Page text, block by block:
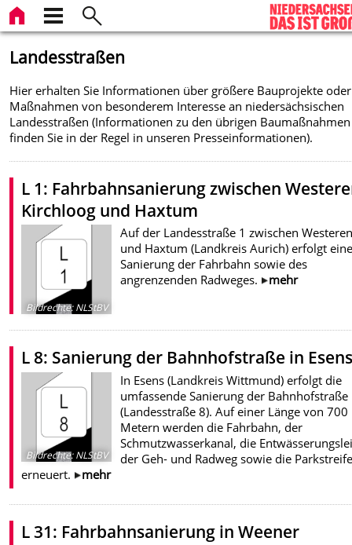
Landesstraßen
Hier erhalten Sie Informationen über größere Bauprojekte oder
Maßnahmen von besonderem Interesse an niedersächsischen
Landesstraßen (Informationen zu den übrigen Baumaßnahmen
finden Sie in der Regel in unseren Presseinformationen).
L 1: Fahrbahnsanierung zwischen
Kirchloog und Haxtum
Bildrechte:NLStBV
Auf der Landesstraße 1 zwischen
und Haxtum (Landkreis Aurich) erfolgt eine
Sanierung der Fahrbahn sowie des
angrenzenden Radweges.
mehr
L 8: Sanierung der Bahnhofstraße in
Bildrechte:NLStBV
In Esens (Landkreis Wittmund) erfolgt die
umfassende Sanierung der Bahnhofstraße
(Landesstraße 8). Auf einer Länge von 700
Metern werden die Fahrbahn, der
Schmutzwasserkanal, die
der Geh- und Radweg sowie die
erneuert.
mehr
L 31: Fahrbahnsanierung in Weener